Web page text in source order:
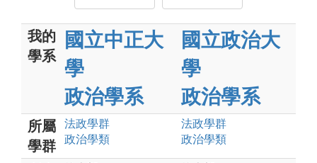
我的
學系
國立中正大
學
政治學系
國立政治大
學
政治學系
所屬
學群
法政學群
政治學類
法政學群
政治學類